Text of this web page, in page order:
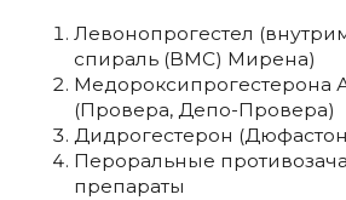
Левонопрогестел
спираль (ВМС) Мирена)
Медороксипрогестерона
(Провера, Депо-Провера)
Дидрогестерон
Пероральные
препараты